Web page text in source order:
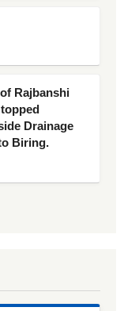
Rajbanshi
Drainage
Biring.